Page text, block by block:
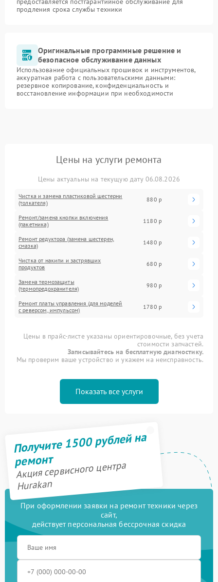
продления срока службы техники
Оригинальные программные решение и
безопасное обслуживание данных
Использование официальных прошивок и инструментов,
аккуратная работа с пользовательскими данными:
резервное копирование, конфиденциальность и
восстановление информации при необходимости
Цены на услуги ремонта
Цены актуальны на текущую дату 06.08.2026
Чистка и замена пластиковой шестерни
(толкателя)
880 р
Ремонт/замена кнопки включения
(пакетника)
1180 р
Ремонт редуктора (замена шестерен,
смазка)
1480 р
Чистка от накипи и застрявших
продуктов
680 р
Замена термозащиты
(термопредохранителя)
980 р
Ремонт платы управления (для моделей
с реверсом, импульсом)
1780 р
Цены в прайс-листе указаны ориентировочные, без учета
стоимости запчастей.
Записывайтесь на бесплатную диагностику.
Мы проверим ваше устройство и укажем на неисправность.
Показать все услуги
Получите 1500 рублей на
ремонт
Акция сервисного центра
Hurakan
При оформлении заявки на ремонт техники через
сайт,
действует персональная бессрочная скидка